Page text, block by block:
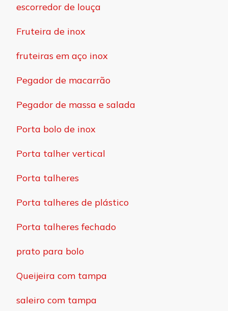
escorredor de louça
Fruteira de inox
fruteiras em aço inox
Pegador de macarrão
Pegador de massa e salada
Porta bolo de inox
Porta talher vertical
Porta talheres
Porta talheres de plástico
Porta talheres fechado
prato para bolo
Queijeira com tampa
saleiro com tampa